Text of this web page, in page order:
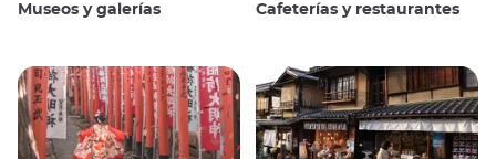
Museos y galerías Cafeterías y restaurantes